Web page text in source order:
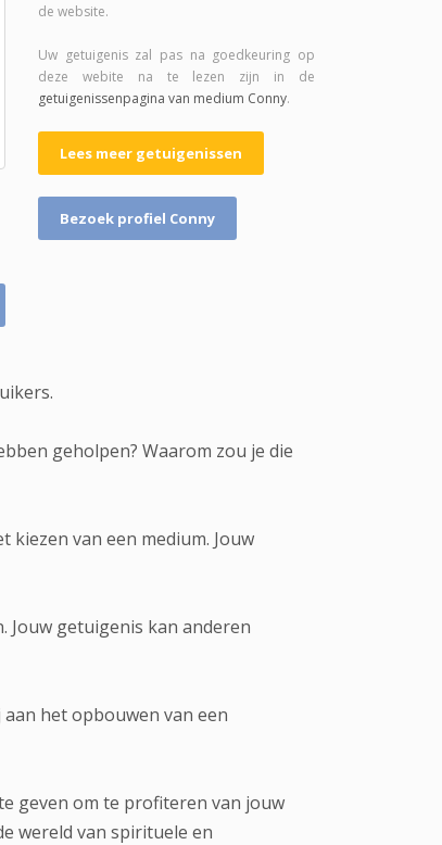
de website.
Uw getuigenis zal pas na goedkeuring op
deze webite na te lezen zijn in de
getuigenissenpagina van medium Conny.
Lees meer getuigenissen
Bezoek profiel Conny
geholpen? Waarom zou je die
van een medium. Jouw
Jouw getuigenis kan anderen
het opbouwen van een
geven om te profiteren van jouw
wereld van spirituele en